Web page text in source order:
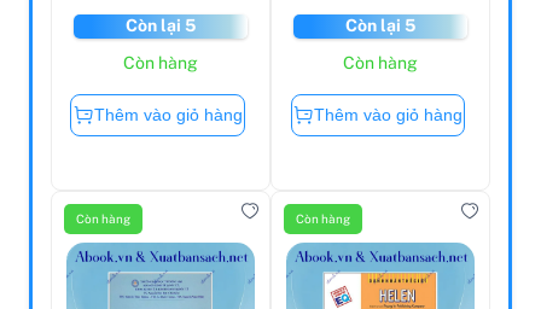
Còn lại 5
Còn hàng
Thêm vào giỏ hàng
Còn lại 5
Còn hàng
Thêm vào giỏ hàng
Còn hàng Còn hàng